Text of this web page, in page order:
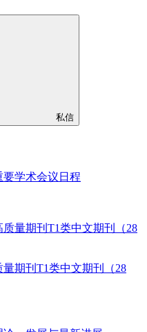
私信
要学术会议日程
期刊T1类中文期刊（28